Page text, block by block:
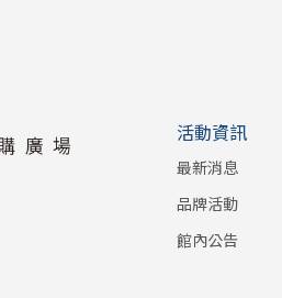
活動資訊
最新消息
品牌活動
館內公告